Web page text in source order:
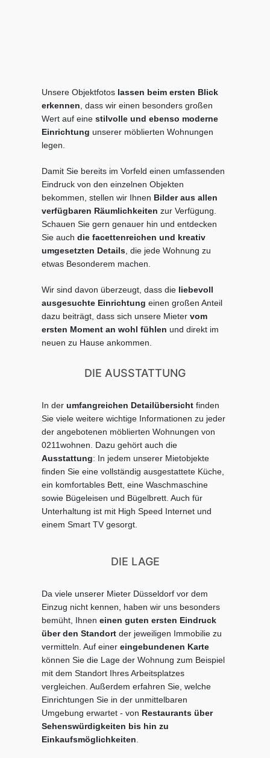
Unsere Objektfotos lassen beim ersten Blick
erkennen , dass wir einen besonders großen
Wert auf eine stilvolle und ebenso moderne
Einrichtung unserer möblierten Wohnungen
legen.
Damit Sie bereits im Vorfeld einen umfassenden
Eindruck von den einzelnen Objekten
bekommen, stellen wir Ihnen Bilder aus allen
verfügbaren Räumlichkeiten zur Verfügung.
Schauen Sie gern genauer hin und entdecken
Sie auch die facettenreichen und kreativ
umgesetzten Details, die jede Wohnung zu
etwas Besonderem machen.
Wir sind davon überzeugt, dass die liebevoll
ausgesuchte Einrichtung einen großen Anteil
dazu beiträgt, dass sich unsere Mieter vom
ersten Moment an wohl fühlen und direkt im
neuen zu Hause ankommen.
DIE AUSSTATTUNG
In der umfangreichen Detailübersicht finden
Sie viele weitere wichtige Informationen zu jeder
der angebotenen möblierten Wohnungen von
0211wohnen. Dazu gehört auch die
Ausstattung: In jedem unserer Mietobjekte
finden Sie eine vollständig ausgestattete Küche,
ein komfortables Bett, eine Waschmaschine
sowie Bügeleisen und Bügelbrett. Auch für
Unterhaltung ist mit High Speed Internet und
einem Smart TV gesorgt.
DIE LAGE
Da viele unserer Mieter Düsseldorf vor dem
Einzug nicht kennen, haben wir uns besonders
bemüht, Ihnen einen guten ersten Eindruck
über den Standort der jeweiligen Immobilie zu
vermitteln. Auf einer eingebundenen Karte
können Sie die Lage der Wohnung zum Beispiel
mit dem Standort Ihres Arbeitsplatzes
vergleichen. Außerdem erfahren Sie, welche
Einrichtungen Sie in der unmittelbaren
Umgebung erwartet - von Restaurants über
Sehenswürdigkeiten bis hin zu
Einkaufsmöglichkeiten